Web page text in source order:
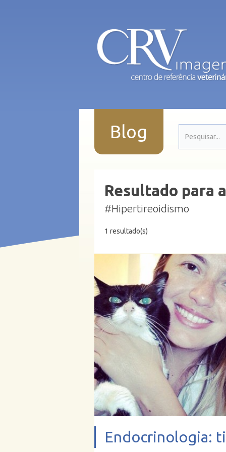
Blog
Resultado para
#Hipertireoidismo
1 resultado(s)
Endocrinologia: